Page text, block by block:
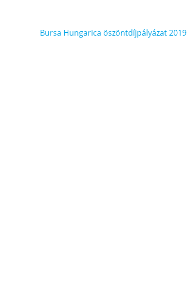
Bejegyzés
Bursa Hungarica öszöntdíjpályázat 2019